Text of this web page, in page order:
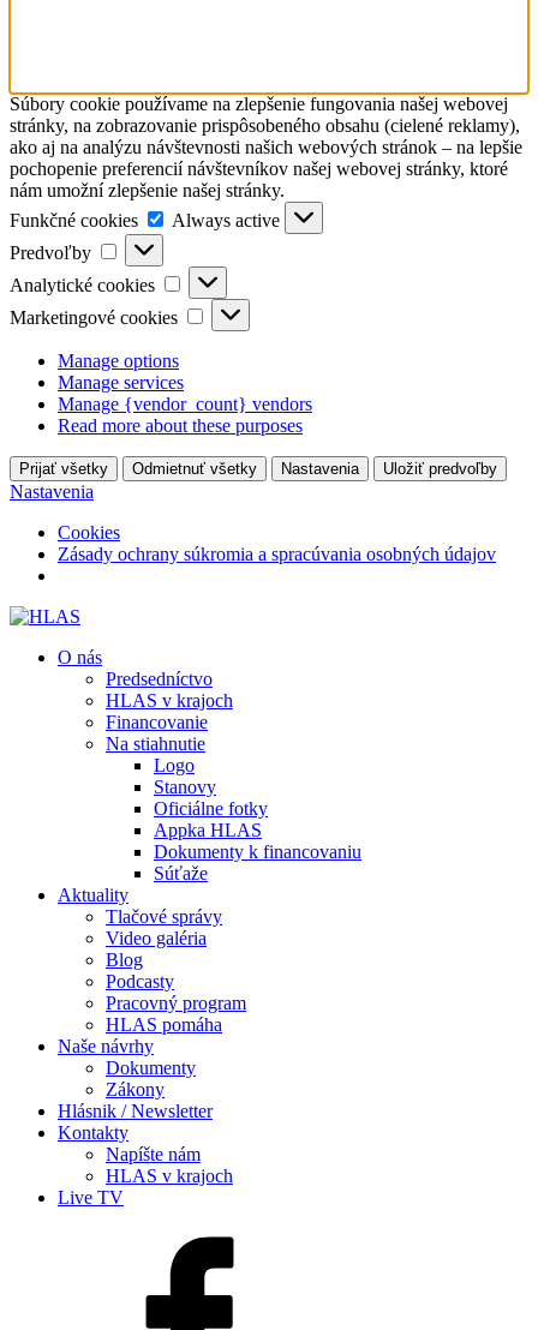
Súbory cookie používame na zlepšenie fungovania našej webovej
stránky, na zobrazovanie prispôsobeného obsahu (cielené reklamy),
ako aj na analýzu návštevnosti našich webových stránok – na lepšie
pochopenie preferencií návštevníkov našej webovej stránky, ktoré
nám umožní zlepšenie našej stránky.
Funkčné cookies
Funkčné
cookies
Always active
Predvoľby
Predvoľby
Analytické cookies
Analytické
cookies
Marketingové cookies
Marketingové
cookies
Manage options
Manage services
Manage {vendor_count} vendors
Read more about these purposes
Prijať všetky Odmietnuť všetky Nastavenia Uložiť predvoľby
Nastavenia
Cookies
Zásady ochrany súkromia a spracúvania osobných údajov
O nás
Predsedníctvo
HLAS v krajoch
Financovanie
Na stiahnutie
Logo
Stanovy
Oficiálne fotky
Appka HLAS
Dokumenty k financovaniu
Súťaže
Aktuality
Tlačové správy
Video galéria
Blog
Podcasty
Pracovný program
HLAS pomáha
Naše návrhy
Dokumenty
Zákony
Hlásnik / Newsletter
Kontakty
Napíšte nám
HLAS v krajoch
Live TV